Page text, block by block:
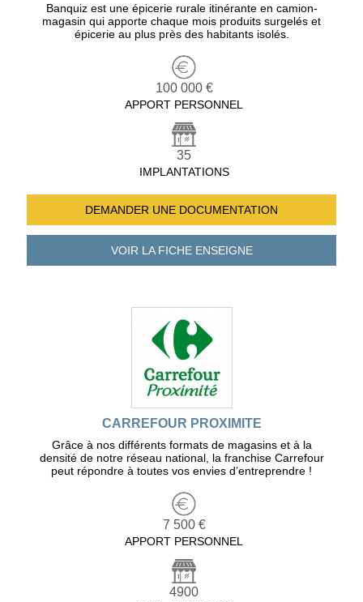
Banquiz est une épicerie rurale itinérante en camion-
magasin qui apporte chaque mois produits surgelés et
épicerie au plus près des habitants isolés.
100 000 €
APPORT PERSONNEL
35
IMPLANTATIONS
DEMANDER UNE DOCUMENTATION
VOIR LA FICHEENSEIGNE
CARREFOUR PROXIMITE
Grâce à nos différents formats de magasins et à la
densité de notre réseau national, la franchise Carrefour
peut répondre à toutes vos envies d’entreprendre !
7 500 €
APPORT PERSONNEL
4900